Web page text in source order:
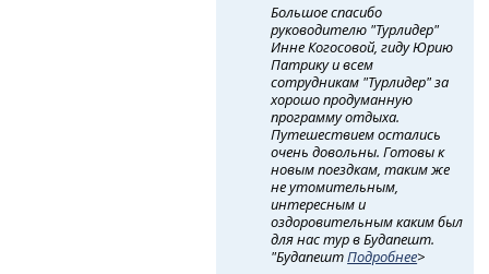
Большое спасибо
руководителю "Турлидер"
Инне Когосовой, гиду Юрию
Патрику и всем
сотрудникам "Турлидер" за
хорошо продуманную
программу отдыха.
Путешествием остались
очень довольны. Готовы к
новым поездкам, таким же
не утомительным,
интересным и
оздоровительным каким был
для нас тур в Будапешт.
"БудапештПодробнее>